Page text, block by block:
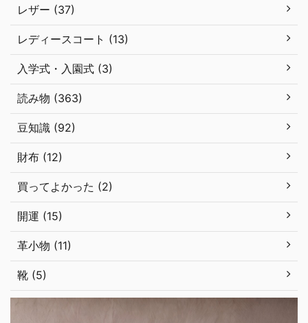
レザー (37)
レディースコート (13)
入学式・入園式 (3)
読み物 (363)
豆知識 (92)
財布 (12)
買ってよかった (2)
開運 (15)
革小物 (11)
靴 (5)